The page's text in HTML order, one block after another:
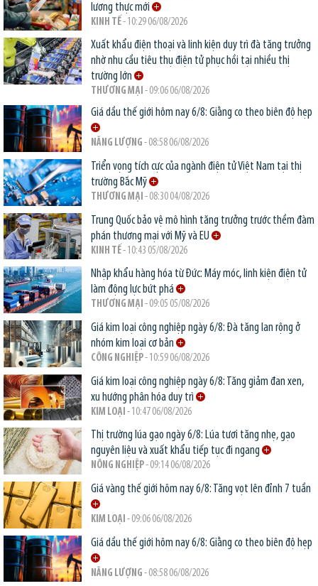
lương thực mới
KINH TẾ- 10:29 06/08/2026
Xuất khẩu điện thoại và linh kiện duy trì đà tăng trưởng
nhờ nhu cầu tiêu thụ điện tử phục hồi tại nhiều thị
trường lớn
THƯƠNG MẠI - 09:06 06/08/2026
Giá dầu thế giới hôm nay 6/8: Giằng co theo biên độ hẹp
NĂNG LƯỢNG - 08:58 06/08/2026
Triển vọng tích cực của ngành điện tử Việt Nam tại thị
trường Bắc Mỹ
THƯƠNG MẠI - 08:30 04/08/2026
Trung Quốc bảo vệ mô hình tăng trưởng trước thềm đàm
phán thương mại với Mỹ và EU
KINH TẾ- 10:43 05/08/2026
Nhập khẩu hàng hóa từ Đức: Máy móc, linh kiện điện tử
làm động lực bứt phá
THƯƠNG MẠI - 09:05 05/08/2026
Giá kim loại công nghiệp ngày 6/8: Đà tăng lan rộng ở
nhóm kim loại cơ bản
CÔNG NGHIỆP- 10:59 06/08/2026
Giá kim loại công nghiệp ngày 6/8: Tăng giảm đan xen,
xu hướng phân hóa duy trì
KIM LOẠI - 10:47 06/08/2026
Thị trường lúa gạo ngày 6/8: Lúa tươi tăng nhẹ, gạo
nguyên liệu và xuất khẩu tiếp tục đi ngang
NÔNG NGHIỆP- 09:14 06/08/2026
Giá vàng thế giới hôm nay 6/8: Tăng vọt lên đỉnh 7 tuần
KIM LOẠI - 09:06 06/08/2026
Giá dầu thế giới hôm nay 6/8: Giằng co theo biên độ hẹp
NĂNG LƯỢNG - 08:58 06/08/2026